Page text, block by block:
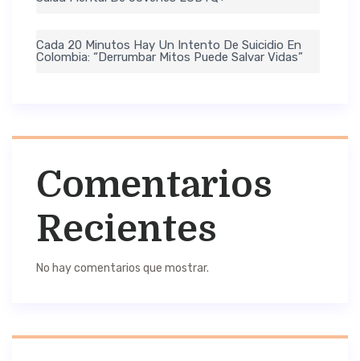
Cada 20 Minutos Hay Un Intento De Suicidio En
Colombia: “Derrumbar Mitos Puede Salvar Vidas”
Comentarios
Recientes
No hay comentarios que mostrar.